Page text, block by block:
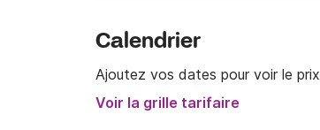
Calendrier
Ajoutez vos dates pour voir le prix
Voir la grille tarifaire